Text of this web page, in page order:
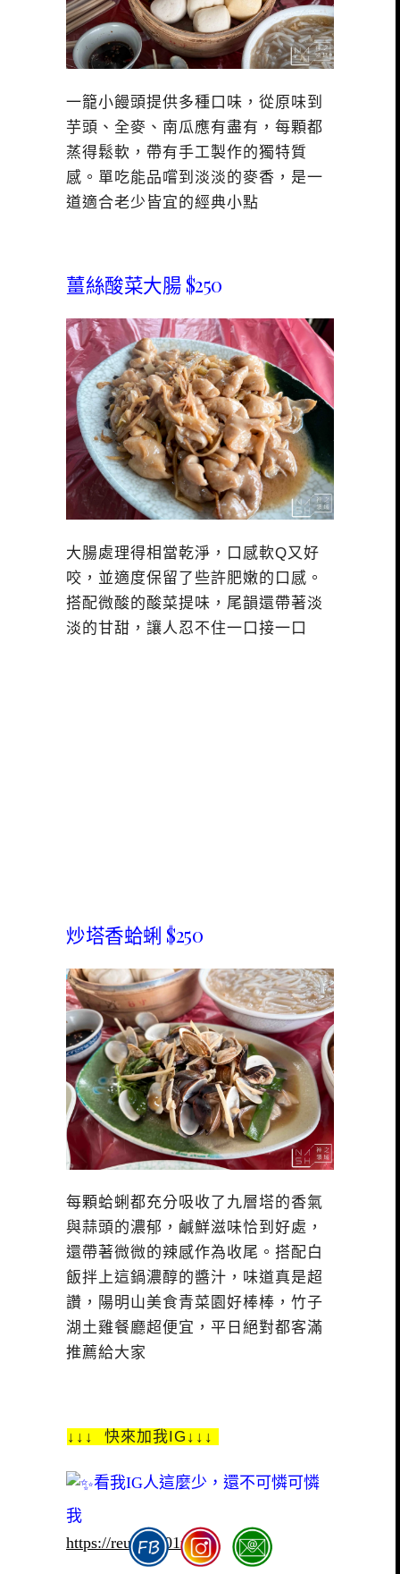
一籠小饅頭提供多種口味，從原味到
芋頭、全麥、南瓜應有盡有，每顆都
蒸得鬆軟，帶有手工製作的獨特質
感。單吃能品嚐到淡淡的麥香，是一
道適合老少皆宜的經典小點
薑絲酸菜大腸 $250
大腸處理得相當乾淨，口感軟Q又好
咬，並適度保留了些許肥嫩的口感。
搭配微酸的酸菜提味，尾韻還帶著淡
淡的甘甜，讓人忍不住一口接一口
炒塔香蛤蜊 $250
每顆蛤蜊都充分吸收了九層塔的香氣
與蒜頭的濃郁，鹹鮮滋味恰到好處，
還帶著微微的辣感作為收尾。搭配白
飯拌上這鍋濃醇的醬汁，味道真是超
讚，陽明山美食青菜園好棒棒，竹子
湖土雞餐廳超便宜，平日絕對都客滿
推薦給大家
↓↓↓ 快來加我IG↓↓↓
看我IG人這麼少，還不可憐可憐
我
https://reurl.cc/01m4go